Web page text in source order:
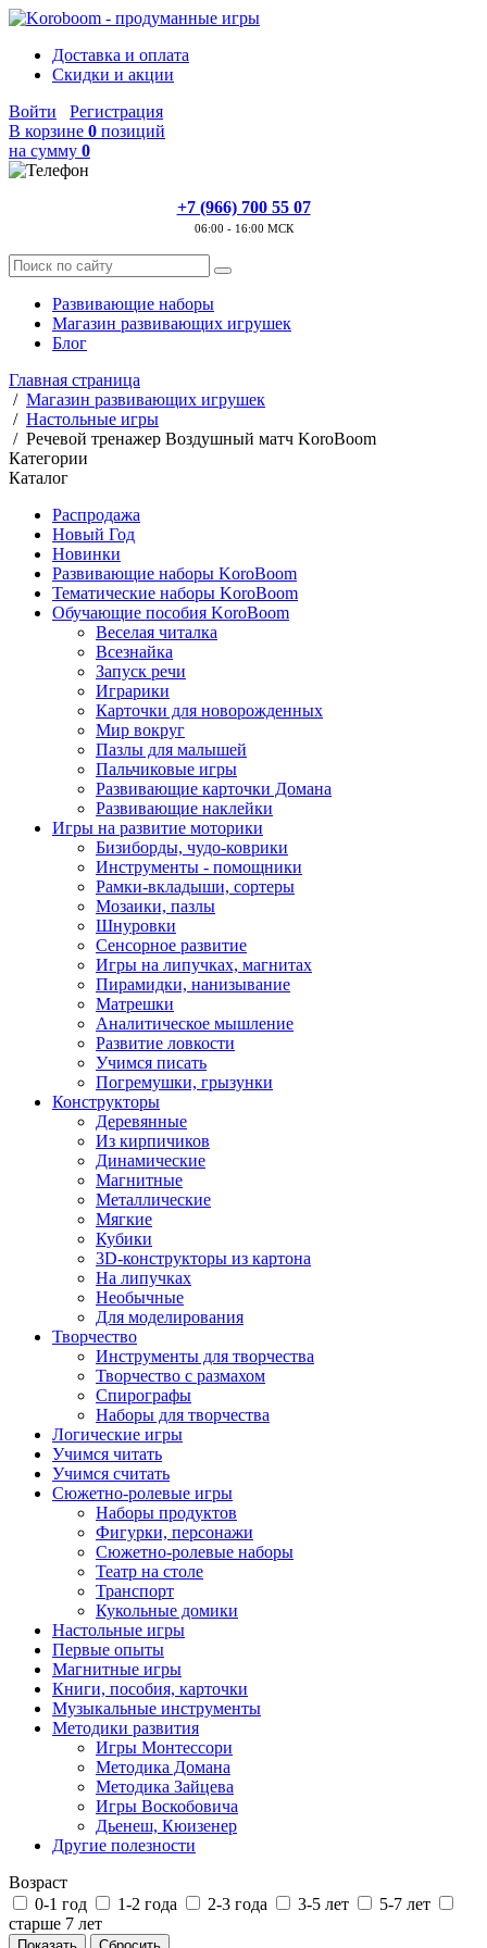
Доставка и оплата
Скидки и акции
Войти
Регистрация
В корзине 0 позиций
на сумму 0
+7 (966) 700 55 07
06:00 - 16:00 МСК
Развивающие наборы
Магазин развивающих игрушек
Блог
Главная страница
/ Магазин развивающих игрушек
/ Настольные игры
/ Речевой тренажер Воздушный матч KoroBoom
Категории
Каталог
Распродажа
Новый Год
Новинки
Развивающие наборы KoroBoom
Тематические наборы KoroBoom
Обучающие пособия KoroBoom
Веселая читалка
Всезнайка
Запуск речи
Играрики
Карточки для новорожденных
Мир вокруг
Пазлы для малышей
Пальчиковые игры
Развивающие карточки Домана
Развивающие наклейки
Игры на развитие моторики
Бизиборды, чудо-коврики
Инструменты - помощники
Рамки-вкладыши, сортеры
Мозаики, пазлы
Шнуровки
Сенсорное развитие
Игры на липучках, магнитах
Пирамидки, нанизывание
Матрешки
Аналитическое мышление
Развитие ловкости
Учимся писать
Погремушки, грызунки
Конструкторы
Деревянные
Из кирпичиков
Динамические
Магнитные
Металлические
Мягкие
Кубики
3D-конструкторы из картона
На липучках
Необычные
Для моделирования
Творчество
Инструменты для творчества
Творчество с размахом
Спирографы
Наборы для творчества
Логические игры
Учимся читать
Учимся считать
Сюжетно-ролевые игры
Наборы продуктов
Фигурки, персонажи
Сюжетно-ролевые наборы
Театр на столе
Транспорт
Кукольные домики
Настольные игры
Первые опыты
Магнитные игры
Книги, пособия, карточки
Музыкальные инструменты
Методики развития
Игры Монтессори
Методика Домана
Методика Зайцева
Игры Воскобовича
Дьенеш, Кюизенер
Другие полезности
Возраст
0-1 год
1-2 года 2-3 года 3-5 лет
5-7 лет
старше 7 лет